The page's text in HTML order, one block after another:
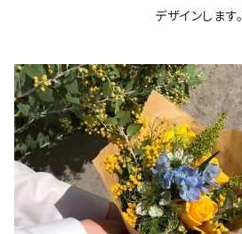
デザインします。